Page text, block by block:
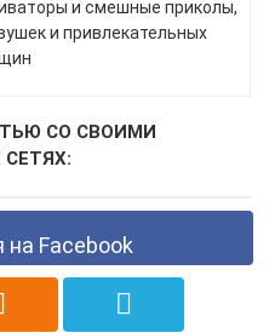
и смешные приколы,
и привлекательных
СО СВОИМИ
на Facebook